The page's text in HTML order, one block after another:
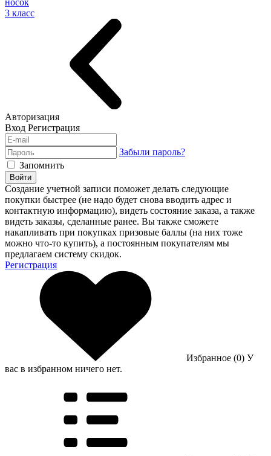
носок
3 класс
Авторизация
Вход Регистрация
Забыли пароль?
Запомнить
Войти
Создание учетной записи поможет делать следующие
покупки быстрее (не надо будет снова вводить адрес и
контактную информацию), видеть состояние заказа, а также
видеть заказы, сделанные ранее. Вы также сможете
накапливать при покупках призовые баллы (на них тоже
можно что-то купить), а постоянным покупателям мы
предлагаем систему скидок.
Регистрация
Избранное (0) У
вас в избранном ничего нет.